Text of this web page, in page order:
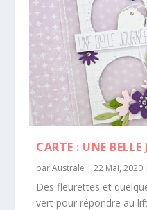
CARTE : UNE BELLE
parAustrale |22 Mai, 2020
Des fleurettes et
vert pour répondre au